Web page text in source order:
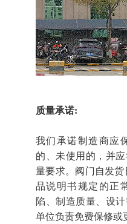
质量承诺:
我们承诺制造商应
的、未使用的，并
量要求。阀门自发
品说明书规定的正
陷、制造质量、设
单位负责免费保修或